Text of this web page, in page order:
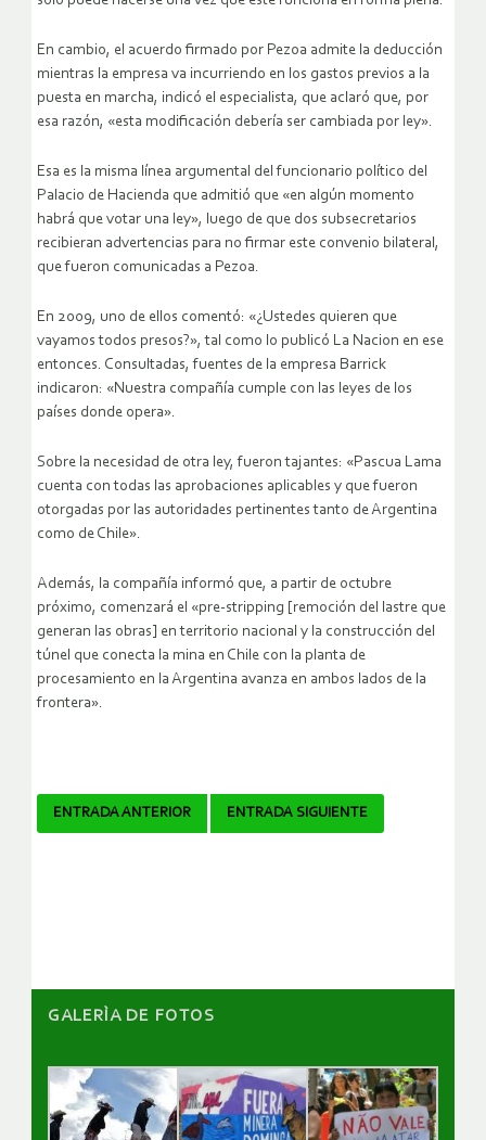
En cambio, el acuerdo firmado por Pezoa admite la deducción
mientras la empresa va incurriendo en los gastos previos a la
puesta en marcha, indicó el especialista, que aclaró que, por
esa razón, «esta modificación debería ser cambiada por ley».
Esa es la misma línea argumental del funcionario político del
Palacio de Hacienda que admitió que «en algún momento
habrá que votar una ley», luego de que dos subsecretarios
recibieran advertencias para no firmar este convenio bilateral,
que fueron comunicadas a Pezoa.
En 2009, uno de ellos comentó: «¿Ustedes quieren que
vayamos todos presos?», tal como lo publicó La Nacion en ese
entonces. Consultadas, fuentes de la empresa Barrick
indicaron: «Nuestra compañía cumple con las leyes de los
países donde opera».
Sobre la necesidad de otra ley, fueron tajantes: «Pascua Lama
cuenta con todas las aprobaciones aplicables y que fueron
otorgadas por las autoridades pertinentes tanto de Argentina
como de Chile».
Además, la compañía informó que, a partir de octubre
próximo, comenzará el «pre-stripping [remoción del lastre que
generan las obras] en territorio nacional y la construcción del
túnel que conecta la mina en Chile con la planta de
procesamiento en la Argentina avanza en ambos lados de la
frontera».
Navegador
ENTRADA ANTERIOR ENTRADA SIGUIENTE
GALERÌA DE FOTOS